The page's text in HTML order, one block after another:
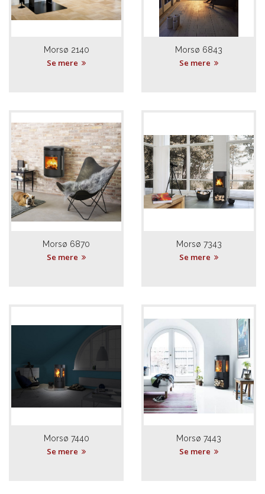
Morsø 2140
Se mere
Morsø 6843
Se mere
Morsø 6870
Se mere
Morsø 7343
Se mere
Morsø 7440
Se mere
Morsø 7443
Se mere